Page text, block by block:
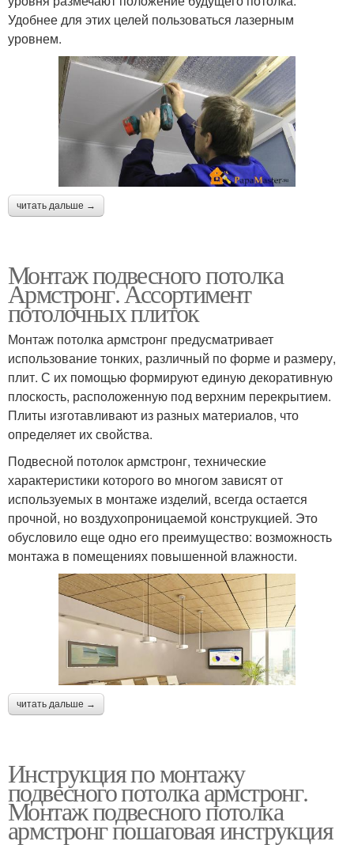
Удобнее для этих целей пользоваться лазерным
уровнем.
читать дальше →
Монтаж подвесного потолка
Армстронг. Ассортимент
потолочных плиток
Монтаж потолка армстронг предусматривает
использование тонких, различный по форме и размеру,
плит. С их помощью формируют единую декоративную
плоскость, расположенную под верхним перекрытием.
Плиты изготавливают из разных материалов, что
определяет их свойства.
Подвесной потолок армстронг, технические
характеристики которого во многом зависят от
используемых в монтаже изделий, всегда остается
прочной, но воздухопроницаемой конструкцией. Это
обусловило еще одно его преимущество: возможность
монтажа в помещениях повышенной влажности.
читать дальше →
Инструкция по монтажу
подвесного потолка армстронг.
Монтаж подвесного потолка
армстронг пошаговая инструкция